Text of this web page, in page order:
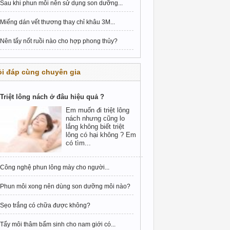
Sau khi phun môi nên sử dụng son dưỡng...
Miếng dán vết thương thay chỉ khâu 3M...
Nên tẩy nốt ruồi nào cho hợp phong thủy?
đáp cùng chuyên gia
Triệt lông nách ở đâu hiệu quả ?
Em muốn đi triệt lông
nách nhưng cũng lo
lắng không biết triệt
lông có hại không ? Em
có tìm...
Công nghệ phun lông mày cho người...
Phun môi xong nên dùng son dưỡng môi nào?
Sẹo trắng có chữa được không?
Tẩy môi thâm bẩm sinh cho nam giới có...